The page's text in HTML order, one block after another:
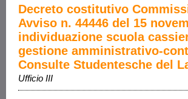
Decreto costitutivo
Avviso n. 44446 del 15
individuazione scuola
gestione amministrativo-
Consulte Studentesche del
Ufficio III